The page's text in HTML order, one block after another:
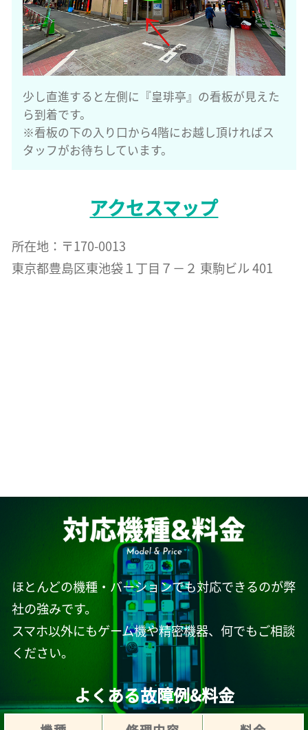
少し直進すると左側に『皇琲亭』の看板が見えた
ら到着です。
※看板の下の入り口から4階にお越し頂ければス
タッフがお待ちしています。
アクセスマップ
所在地：〒170-0013
東京都豊島区東池袋１丁目７−２ 東駒ビル 401
ほとんどの機種・バーションでも対応できるのが弊
社の強みです。
スマホ以外にもゲーム機や精密機器、何でもご相談
ください。
よくある故障例&料金